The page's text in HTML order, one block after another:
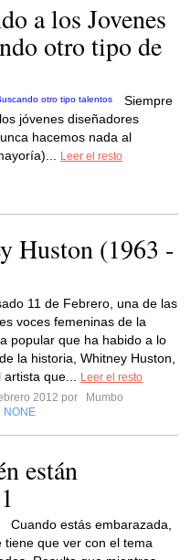
a los Jovenes
otro tipo de
Siempre
jóvenes diseñadores
hacemos nada al
Leer el resto
Huston (1963 -
11 de Febrero, una de las
voces femeninas de la
popular que ha habido a lo
la historia, Whitney Huston,
artista que...
Leer el resto
2012 por
Mumbo
NONE
están
Cuando estás embarazada,
que ver con el tema